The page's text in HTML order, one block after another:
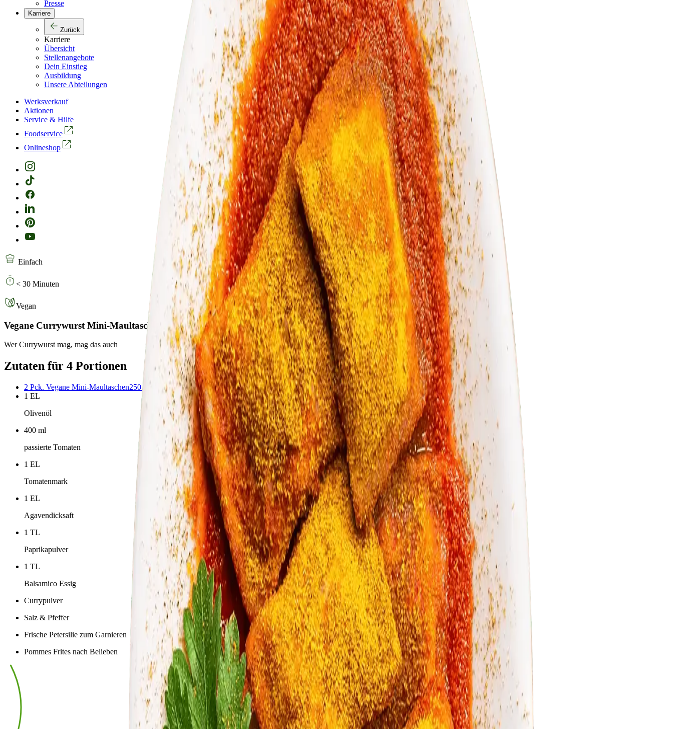
Presse
Karriere
Zurück
Karriere
Übersicht
Stellenangebote
Dein Einstieg
Ausbildung
Unsere Abteilungen
Werksverkauf
Aktionen
Service & Hilfe
Foodservice
Onlineshop
Einfach
< 30 Minuten
Vegan
Vegane Currywurst Mini-Maultaschen
Wer Currywurst mag, mag das auch
Zutaten für 4 Portionen
2 Pck. Vegane Mini-Maultaschen250g Packung
1 EL
Olivenöl
400 ml
passierte Tomaten
1 EL
Tomatenmark
1 EL
Agavendicksaft
1 TL
Paprikapulver
1 TL
Balsamico Essig
Currypulver
Salz & Pfeffer
Frische Petersilie zum Garnieren
Pommes Frites nach Belieben